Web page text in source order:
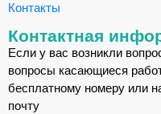
Контакты
Контактная
Если у вас возникли
вопросы касающиеся
бесплатному номеру или
почту